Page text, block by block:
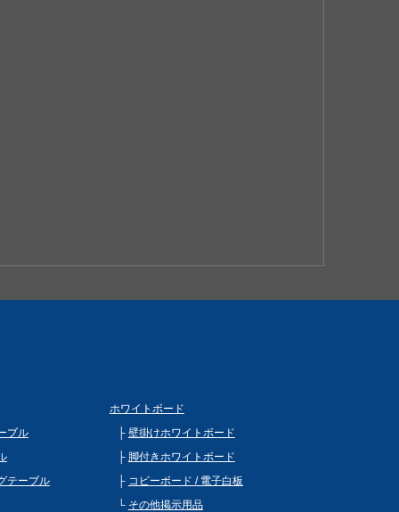
ブル
テーブル
ホワイトボード
壁掛けホワイトボード
脚付きホワイトボード
コピーボード / 電子白板
その他掲示用品